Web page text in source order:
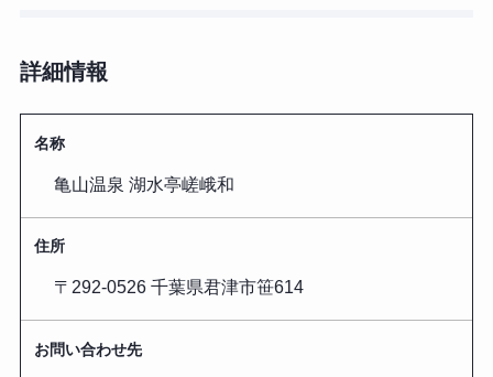
詳細情報
名称
亀山温泉 湖水亭嵯峨和
住所
〒292-0526 千葉県君津市笹614
お問い合わせ先